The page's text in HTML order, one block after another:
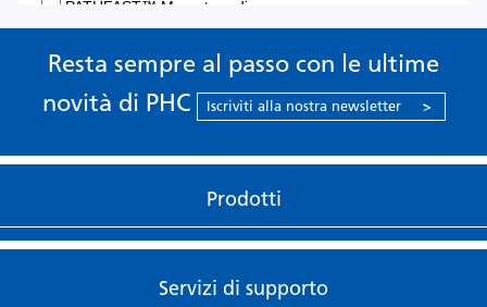
Resta sempre al passo con le ultime
novità di PHC
Iscriviti alla nostra newsletter >
Prodotti
Servizi di supporto